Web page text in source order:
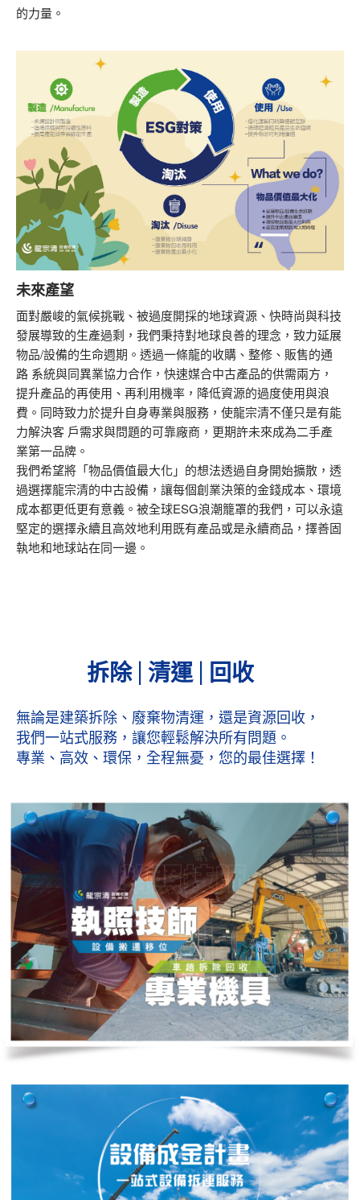
的力量。
未來產望
面對嚴峻的氣候挑戰、被過度開採的地球資源、快時尚與科技
發展導致的生產過剩，我們秉持對地球良善的理念，致力延展
物品/設備的生命週期。透過一條龍的收購、整修、販售的通
路 系統與同異業協力合作，快速媒合中古產品的供需兩方，
提升產品的再使用、再利用機率，降低資源的過度使用與浪
費。同時致力於提升自身專業與服務，使龍宗清不僅只是有能
力解決客 戶需求與問題的可靠廠商，更期許未來成為二手產
業第一品牌。
我們希望將「物品價值最大化」的想法透過自身開始擴散，透
過選擇龍宗清的中古設備，讓每個創業決策的金錢成本、環境
成本都更低更有意義。被全球ESG浪潮籠罩的我們，可以永遠
堅定的選擇永續且高效地利用既有產品或是永續商品，擇善固
執地和地球站在同一邊。
拆除 | 清運 | 回收
無論是建築拆除、廢棄物清運，還是資源回收，
我們一站式服務，讓您輕鬆解決所有問題。
專業、高效、環保，全程無憂，您的最佳選擇！